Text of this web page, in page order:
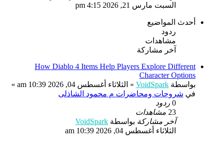
السبت مارس 21, 2026 4:15 pm
أحدث المواضيع
ردود
مشاهدات
آخر مشاركة
How Diablo 4 Items Help Players Explore Different
Character Options
بواسطة VoidSpark
» الثلاثاء أغسطس 04, 2026 10:39 am »
في شروحات ومحاضرات م محمود الشاذلى
0 ردود
23 مشاهدات
آخر مشاركة بواسطة VoidSpark
الثلاثاء أغسطس 04, 2026 10:39 am